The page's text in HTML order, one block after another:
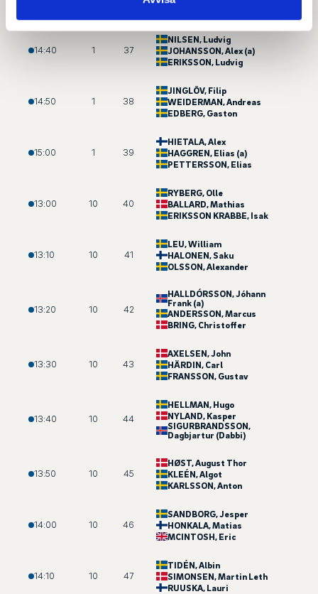
14:40 1 37
NILSEN, Ludvig
JOHANSSON, Alex (a)
ERIKSSON, Ludvig
14:50 1 38
JINGLÖV, Filip
WEIDERMAN, Andreas
EDBERG, Gaston
15:00 1 39
HIETALA, Alex
HAGGREN, Elias (a)
PETTERSSON, Elias
13:00 10 40
RYBERG, Olle
BALLARD, Mathias
ERIKSSON KRABBE, Isak
13:10 10 41
LEU, William
HALONEN, Saku
OLSSON, Alexander
13:20 10 42
HALLDÓRSSON, Jóhann
Frank (a)
ANDERSSON, Marcus
BRING, Christoffer
13:30 10 43
AXELSEN, John
HÄRDIN, Carl
FRANSSON, Gustav
13:40 10 44
HELLMAN, Hugo
NYLAND, Kasper
SIGURBRANDSSON,
Dagbjartur (Dabbi)
13:50 10 45
HØST, August Thor
KLEÉN, Algot
KARLSSON, Anton
14:00 10 46
SANDBORG, Jesper
HONKALA, Matias
MCINTOSH, Eric
14:10 10 47
TIDÉN, Albin
SIMONSEN, Martin Leth
RUUSKA, Lauri